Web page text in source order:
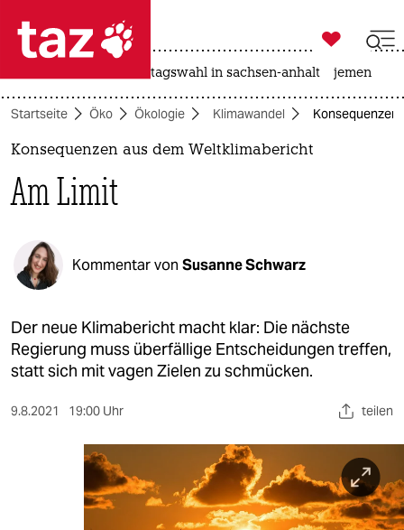
 taz zahl ich
taz zahl ich
themen
politik
öko
gesellschaft
kultur
sport
berlin
wahrheit

taz zahl ich
landtagswahl in sachsen-anhalt jemen
Startseite Öko Ökologie Klimawandel Konsequenzen
Konsequenzen aus dem Weltklimabericht
Am Limit
Kommentar von Susanne Schwarz
Der neue Klimabericht macht klar: Die nächste
Regierung muss überfällige Entscheidungen treffen,
statt sich mit vagen Zielen zu schmücken.
9.8.2021 19:00 Uhr teilen